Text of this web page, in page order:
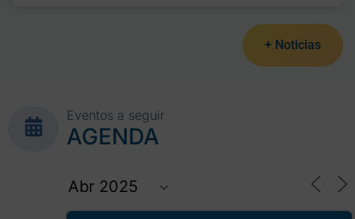
+ Noticias
Eventos a seguir
AGENDA